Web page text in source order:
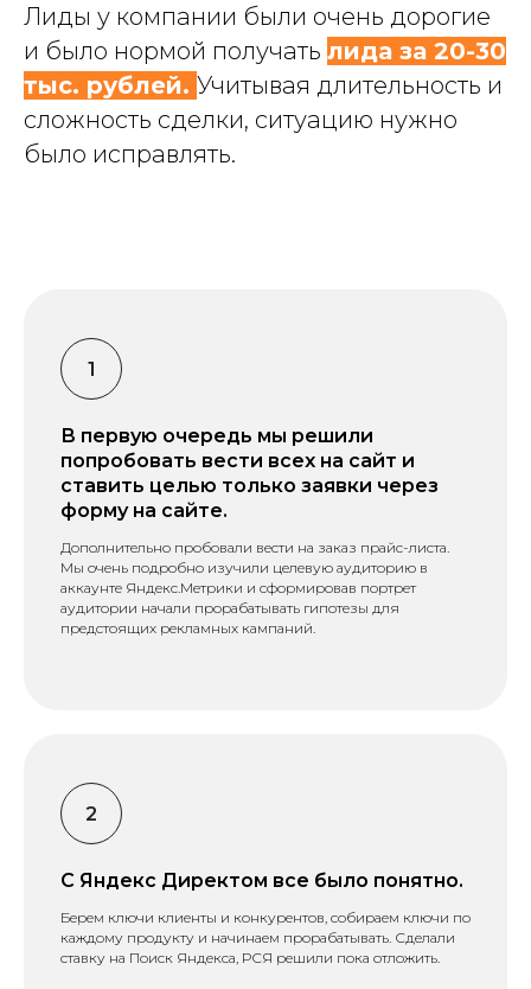
Лиды у компании были очень дорогие
и было нормой получать лида за 20-30
тыс. рублей. Учитывая длительность и
сложность сделки, ситуацию нужно
было исправлять.
В первую очередь мы решили
попробовать вести всех на сайт и
ставить целью только заявки через
форму на сайте.
Дополнительно пробовали вести на заказ прайс-листа.
Мы очень подробно изучили целевую аудиторию в
аккаунте Яндекс.Метрики и сформировав портрет
аудитории начали прорабатывать гипотезы для
предстоящих рекламных кампаний.
С Яндекс Директом все было понятно.
Берем ключи клиенты и конкурентов, собираем ключи по
каждому продукту и начинаем прорабатывать. Сделали
ставку на Поиск Яндекса, РСЯ решили пока отложить.